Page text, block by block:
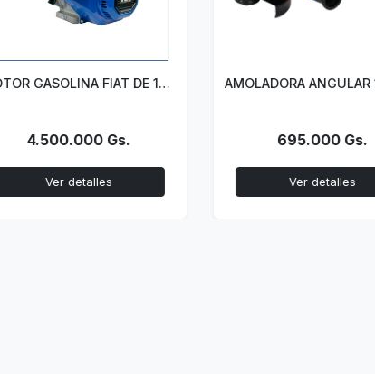
MOTOR GASOLINA FIAT DE 14HP CURA
4.500.000 Gs.
Ver detalles
695.000 Gs.
Ver detalles